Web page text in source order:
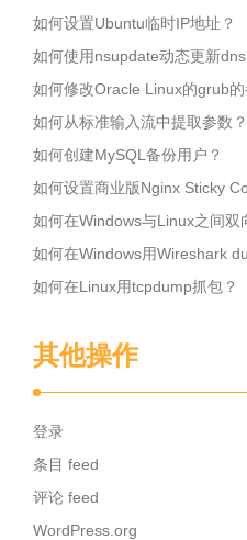
如何设置Ubuntu临时IP地址？
如何使用nsupdate动态更新dns
如何修改Oracle Linux的grub的
如何从标准输入流中提取参数？
如何创建MySQL备份用户？
如何设置商业版Nginx Sticky
如何在Windows与Linux之间双
如何在Windows用Wireshark
如何在Linux用tcpdump抓包？
其他操作
登录
条目 feed
评论 feed
WordPress.org